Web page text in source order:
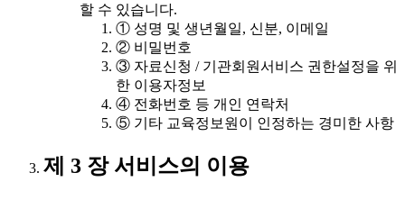
할 수 있습니다.
① 성명 및 생년월일, 신분, 이메일
② 비밀번호
③ 자료신청 / 기관회원서비스 권한설정을 위
한 이용자정보
④ 전화번호 등 개인 연락처
⑤ 기타 교육정보원이 인정하는 경미한 사항
제 3 장 서비스의 이용